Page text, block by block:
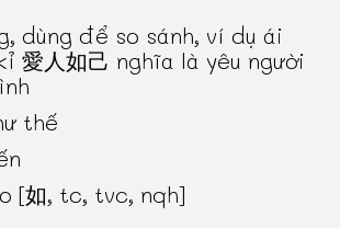
dùng để so sánh, ví dụ ái
愛人如己 nghĩa là yêu người
thế
[如, tc, tvc, nqh]